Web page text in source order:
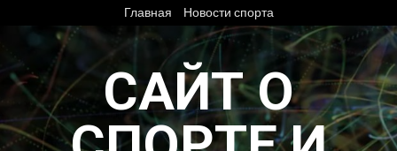
содержимому
Главная Новости спорта
САЙТ О